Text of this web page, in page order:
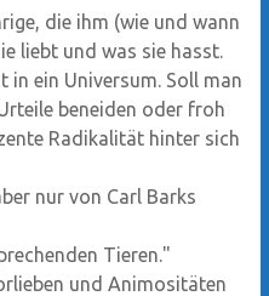
die ihm (wie und wann
liebt und was sie hasst.
in ein Universum. Soll man
beneiden oder froh
Radikalität hinter sich
nur von Carl Barks
Tieren."
und Animositäten